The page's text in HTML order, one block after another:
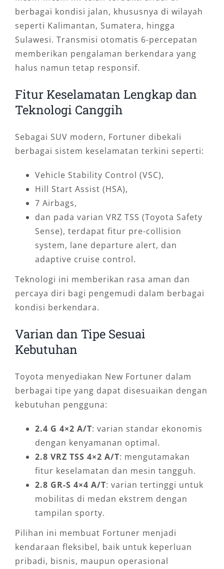
berbagai kondisi jalan, khususnya di wilayah
seperti Kalimantan, Sumatera, hingga
Sulawesi. Transmisi otomatis 6-percepatan
memberikan pengalaman berkendara yang
halus namun tetap responsif.
Fitur Keselamatan Lengkap dan
Teknologi Canggih
Sebagai SUV modern, Fortuner dibekali
berbagai sistem keselamatan terkini seperti:
Vehicle Stability Control (VSC),
Hill Start Assist (HSA),
7 Airbags,
dan pada varian VRZ TSS (Toyota Safety
Sense), terdapat fitur pre-collision
system, lane departure alert, dan
adaptive cruise control.
Teknologi ini memberikan rasa aman dan
percaya diri bagi pengemudi dalam berbagai
kondisi berkendara.
Varian dan Tipe Sesuai
Kebutuhan
Toyota menyediakan New Fortuner dalam
berbagai tipe yang dapat disesuaikan dengan
kebutuhan pengguna:
2.4 G 4×2 A/T: varian standar ekonomis
dengan kenyamanan optimal.
2.8 VRZ TSS 4×2 A/T: mengutamakan
fitur keselamatan dan mesin tangguh.
2.8 GR-S 4×4 A/T: varian tertinggi untuk
mobilitas di medan ekstrem dengan
tampilan sporty.
Pilihan ini membuat Fortuner menjadi
kendaraan fleksibel, baik untuk keperluan
pribadi, bisnis, maupun operasional